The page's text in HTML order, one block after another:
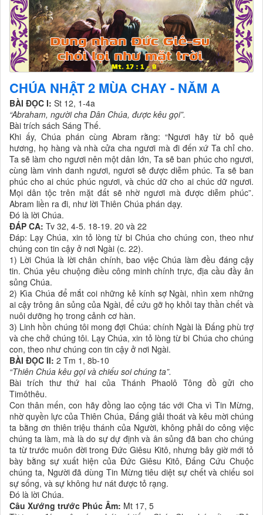
CHÚA NHẬT 2 MÙA CHAY - NĂM A
BÀI ĐỌC I: St 12, 1-4a
“Abraham, người cha Dân Chúa, được kêu gọi”.
Bài trích sách Sáng Thế.
Khi ấy, Chúa phán cùng Abram rằng: “Ngươi hãy từ bỏ quê
hương, họ hàng và nhà cửa cha ngươi mà đi đến xứ Ta chỉ cho.
Ta sẽ làm cho ngươi nên một dân lớn, Ta sẽ ban phúc cho ngươi,
cùng làm vinh danh ngươi, ngươi sẽ được diễm phúc. Ta sẽ ban
phúc cho ai chúc phúc ngươi, và chúc dữ cho ai chúc dữ ngươi.
Mọi dân tộc trên mặt đất sẽ nhờ ngươi mà được diễm phúc”.
Abram liền ra đi, như lời Thiên Chúa phán dạy.
Ðó là lời Chúa.
ĐÁP CA: Tv 32, 4-5. 18-19. 20 và 22
Ðáp: Lạy Chúa, xin tỏ lòng từ bi Chúa cho chúng con, theo như
chúng con tin cậy ở nơi Ngài (c. 22).
1) Lời Chúa là lời chân chính, bao việc Chúa làm đều đáng cậy
tin. Chúa yêu chuộng điều công minh chính trực, địa cầu đầy ân
sủng Chúa.
2) Kìa Chúa để mắt coi những kẻ kính sợ Ngài, nhìn xem những
ai cậy trông ân sủng của Ngài, để cứu gỡ họ khỏi tay thần chết và
nuôi dưỡng họ trong cảnh cơ hàn.
3) Linh hồn chúng tôi mong đợi Chúa: chính Ngài là Ðấng phù trợ
và che chở chúng tôi. Lạy Chúa, xin tỏ lòng từ bi Chúa cho chúng
con, theo như chúng con tin cậy ở nơi Ngài.
BÀI ĐỌC II: 2 Tm 1, 8b-10
“Thiên Chúa kêu gọi và chiếu soi chúng ta”.
Bài trích thư thứ hai của Thánh Phaolô Tông đồ gửi cho
Timôthêu.
Con thân mến, con hãy đồng lao cộng tác với Cha vì Tin Mừng,
nhờ quyền lực của Thiên Chúa, Ðấng giải thoát và kêu mời chúng
ta bằng ơn thiên triệu thánh của Người, không phải do công việc
chúng ta làm, mà là do sự dự định và ân sủng đã ban cho chúng
ta từ trước muôn đời trong Ðức Giêsu Kitô, nhưng bây giờ mới tỏ
bày bằng sự xuất hiện của Ðức Giêsu Kitô, Ðấng Cứu Chuộc
chúng ta, Người đã dùng Tin Mừng tiêu diệt sự chết và chiếu soi
sự sống, và sự không hư nát được tỏ rạng.
Ðó là lời Chúa.
Câu Xướng trước Phúc Âm: Mt 17, 5